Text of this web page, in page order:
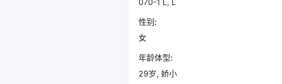
070-1 L, L
性别:
女
年龄体型:
29岁, 娇小